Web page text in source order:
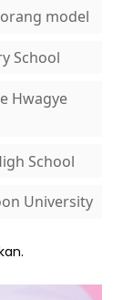
model
School
Hwagye
School
University